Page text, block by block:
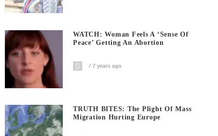
WATCH: Woman Feels A ‘sense Of
Peace’ Getting An Abortion
7 years ago
TRUTH BITES: The Plight Of Mass
Migration Hurting Europe